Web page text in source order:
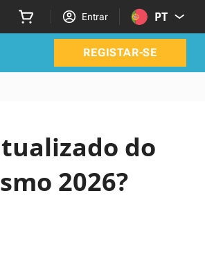
Entrar PT
REGISTAR-SE
do
2026?